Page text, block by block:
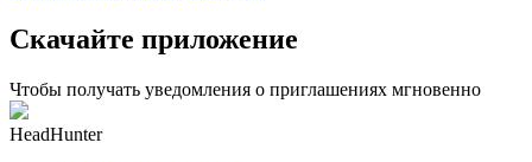
Скачайте приложение
Чтобы получать уведомления о приглашениях мгновенно
HeadHunter